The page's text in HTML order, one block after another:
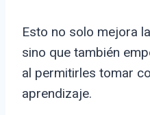
Esto no solo mejora
sino que también
al permitirles tomar
aprendizaje.